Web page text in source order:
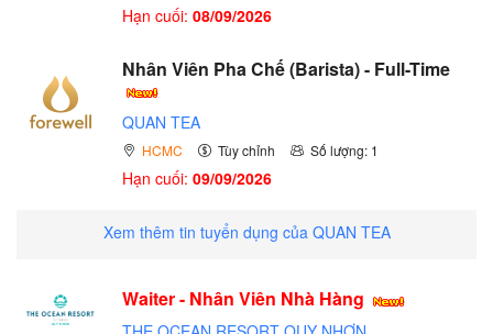
Hạn cuối: 08/09/2026
Nhân Viên Pha Chế (Barista) - Full-Time
QUAN TEA
HCMC Tùy chỉnh Số lượng: 1
Hạn cuối: 09/09/2026
Xem thêm tin tuyển dụng của QUAN TEA
Waiter - Nhân Viên Nhà Hàng